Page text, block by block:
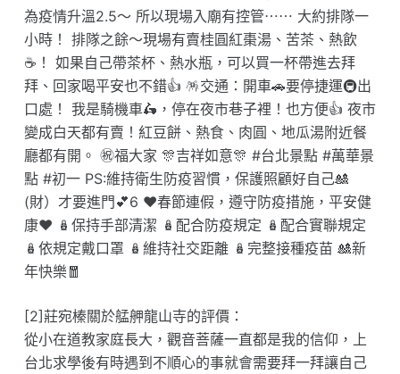
為疫情升溫2.5～ 所以現場入廟有控管⋯⋯ 大約排隊一
小時！ 排隊之餘～現場有賣桂圓紅棗湯、苦茶、熱飲
☕️！ 如果自己帶茶杯、熱水瓶，可以買一杯帶進去拜
拜、回家喝平安也不錯👍 🪅交通：開車🚗要停捷運🚇出
口處！ 我是騎機車🛵，停在夜市巷子裡！也方便👍 夜市
變成白天都有賣！紅豆餅、熱食、肉圓、地瓜湯附近餐
廳都有開。 ㊗福大家 🎊吉祥如意🎊 #台北景點 #萬華景
點 #初一 PS:維持衛生防疫習慣，保護照顧好自己🎎
(財）才要進門💕6 ❤️春節連假，遵守防疫措施，平安健
康❤️ 🪆保持手部清潔 🪆配合防疫規定 🪆配合實聯規定
🪆依規定戴口罩 🪆維持社交距離 🪆完整接種疫苗 🎎新
年快樂🧧
[2]莊宛榛關於艋舺龍山寺的評價：
從小在道教家庭長大，觀音菩薩一直都是我的信仰，上
台北求學後有時遇到不順心的事就會需要拜一拜讓自己